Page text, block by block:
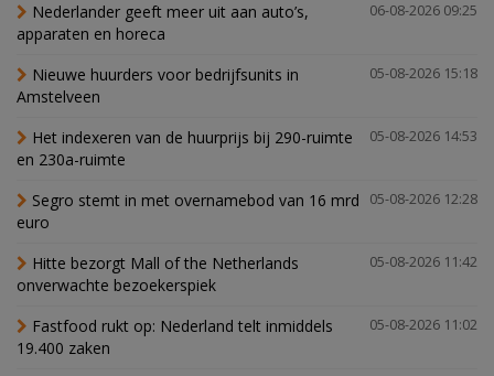
06-08-2026 09:25
Nederlander geeft meer uit aan auto’s,
apparaten en horeca
05-08-2026 15:18
Nieuwe huurders voor bedrijfsunits in
Amstelveen
05-08-2026 14:53
Het indexeren van de huurprijs bij 290-ruimte
en 230a-ruimte
05-08-2026 12:28
Segro stemt in met overnamebod van 16 mrd
euro
05-08-2026 11:42
Hitte bezorgt Mall of the Netherlands
onverwachte bezoekerspiek
05-08-2026 11:02
Fastfood rukt op: Nederland telt inmiddels
19.400 zaken